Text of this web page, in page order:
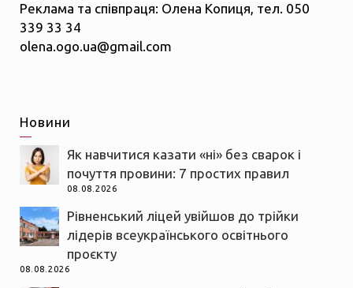
Реклама та співпраця: Олена Копиця, тел. 050
339 33 34
olena.ogo.ua@gmail.com
Новини
Як навчитися казати «ні» без сварок і
почуття провини: 7 простих правил
08.08.2026
Рівненський ліцей увійшов до трійки
лідерів всеукраїнського освітнього
проєкту
08.08.2026